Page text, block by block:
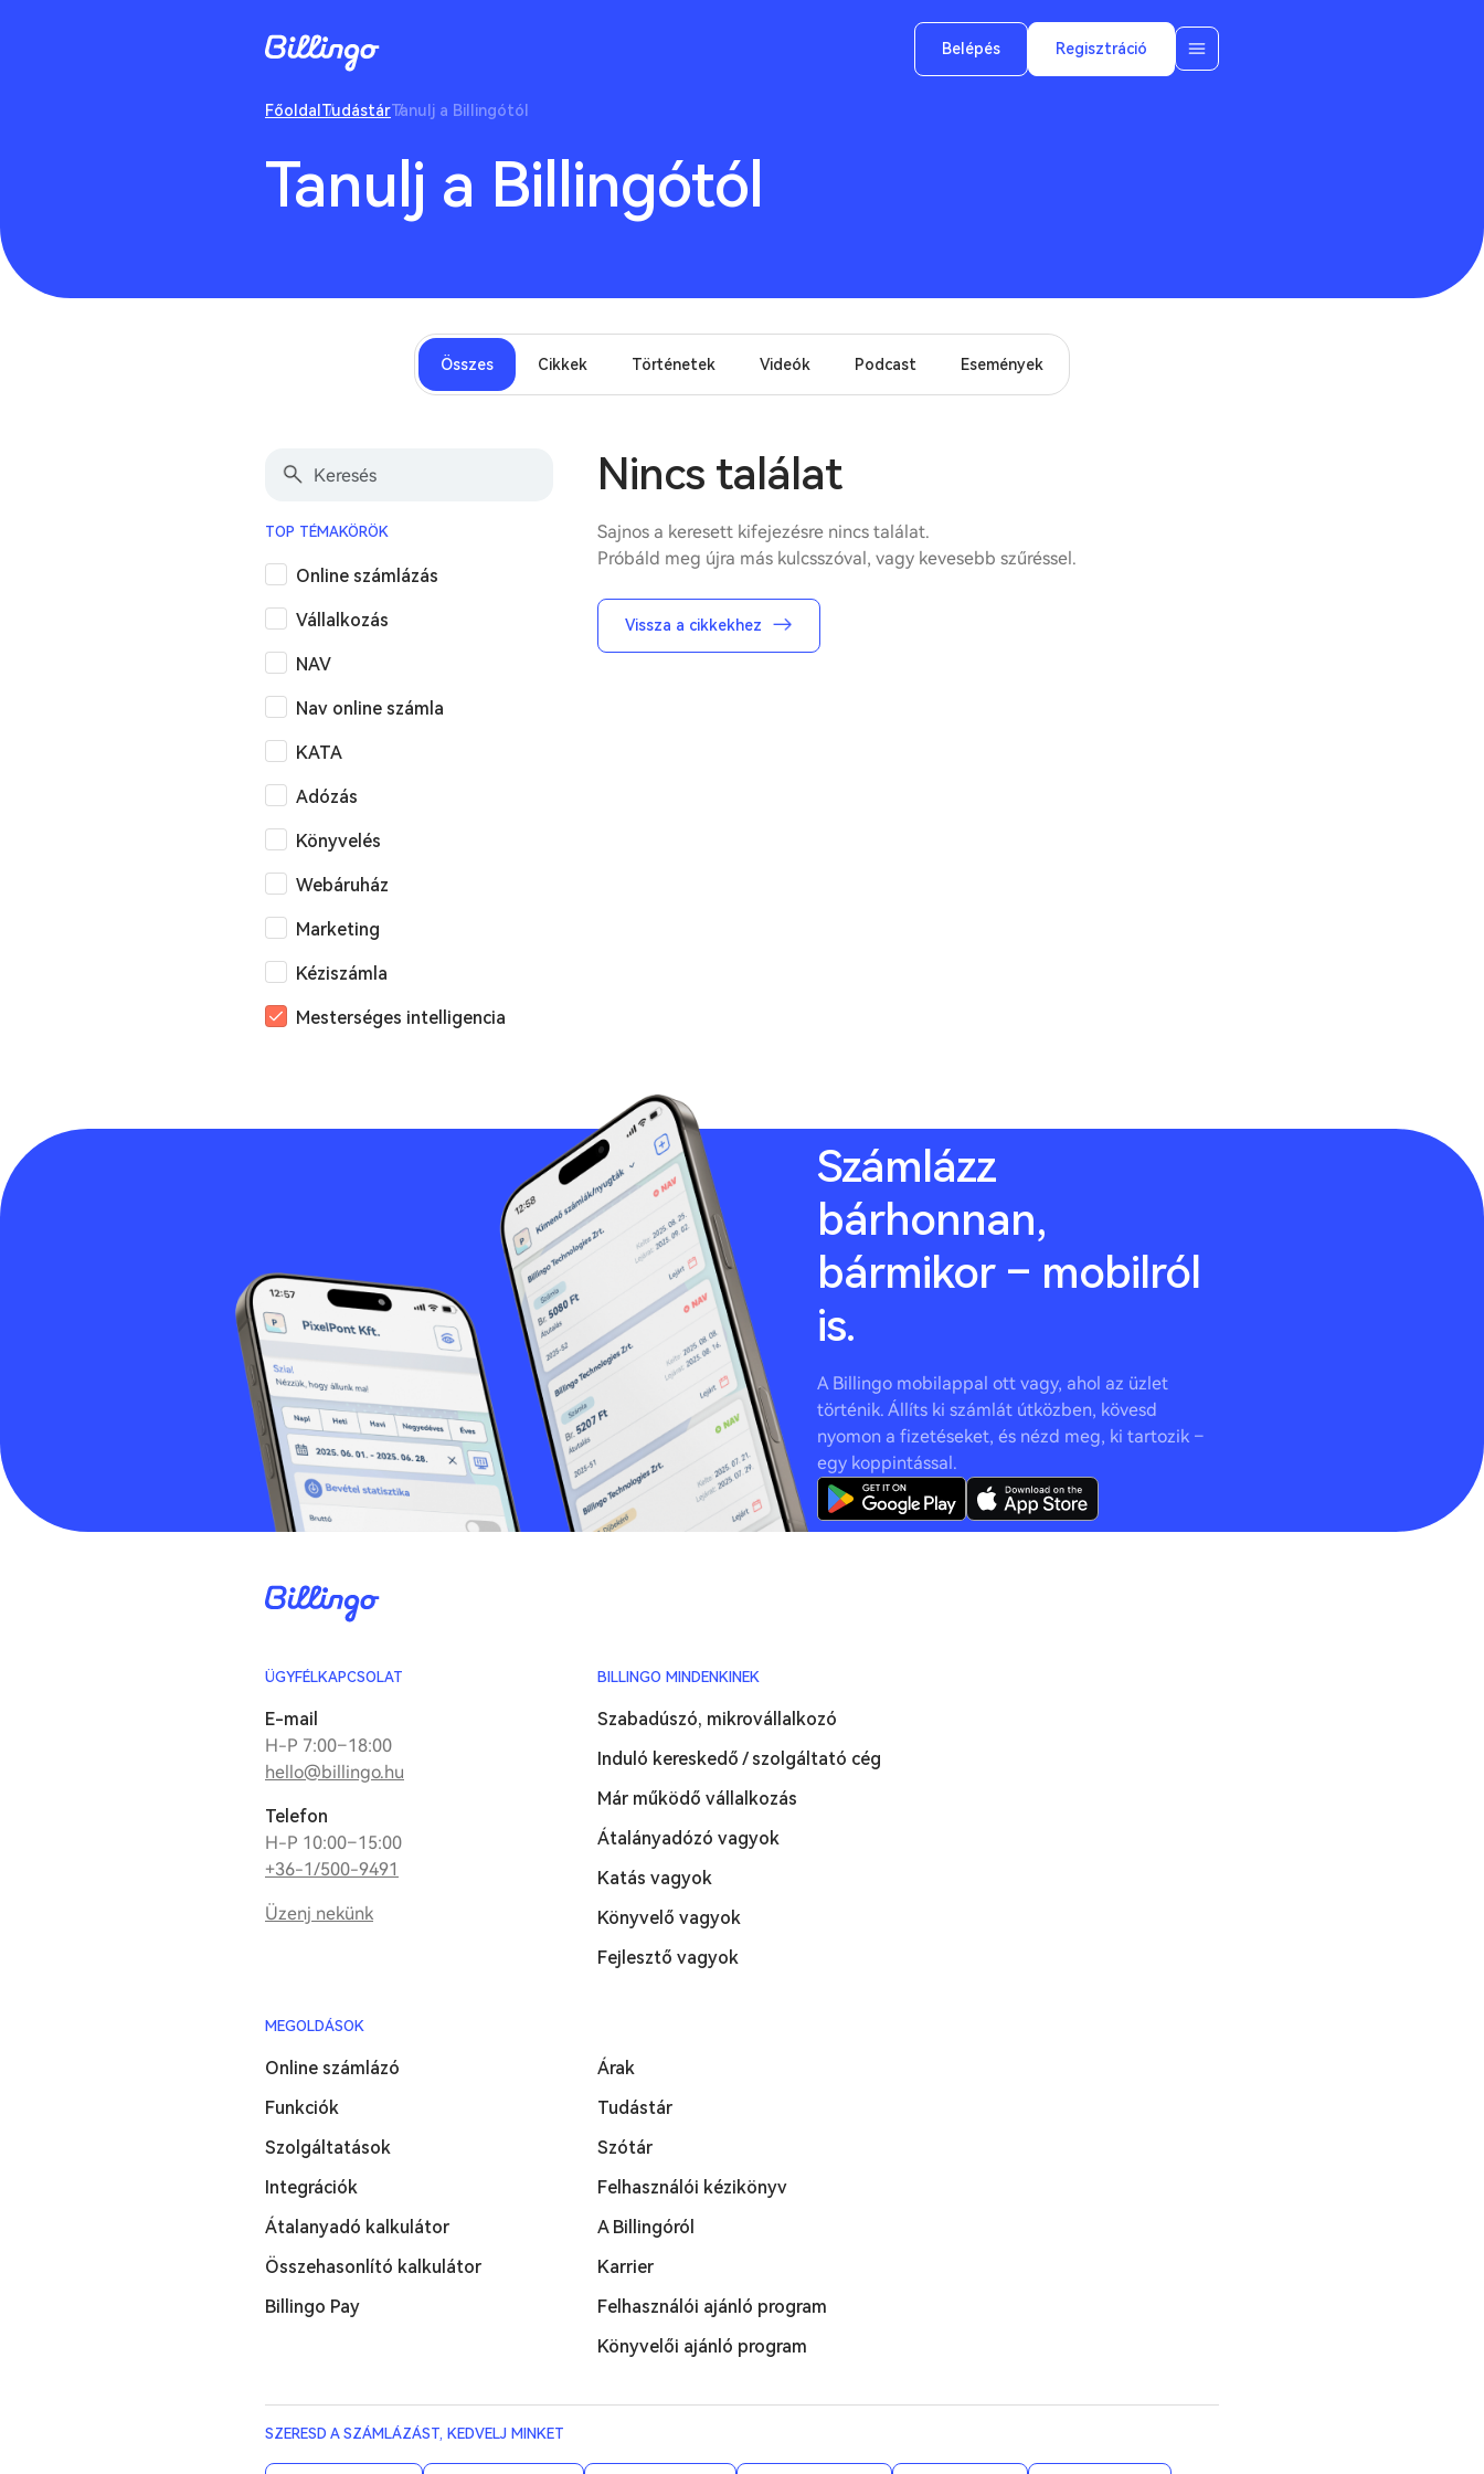
Belépés Regisztráció
Főoldal TudástárTanulj a Billingótól
Tanulj a Billingótól
Összes Cikkek Történetek Videók Podcast Események
TOP TÉMAKÖRÖK
Online számlázás
Vállalkozás
NAV
Nav online számla
KATA
Adózás
Könyvelés
Webáruház
Marketing
Kéziszámla
Mesterséges intelligencia
Nincs találat
Sajnos a keresett kifejezésre nincs találat.
Próbáld meg újra más kulcsszóval, vagy kevesebb szűréssel.
Vissza a cikkekhez
Számlázz
bárhonnan,
bármikor – mobilról
is.
A Billingo mobilappal ott vagy, ahol az üzlet
történik. Állíts ki számlát útközben, kövesd
nyomon a fizetéseket, és nézd meg, ki tartozik –
egy koppintással.
ÜGYFÉLKAPCSOLAT
E-mail
H-P 7:00–18:00
hello@billingo.hu
Telefon
H-P 10:00–15:00
+36-1/500-9491
Üzenj nekünk
BILLINGO MINDENKINEK
Szabadúszó, mikrovállalkozó
Induló kereskedő / szolgáltató cég
Már működő vállalkozás
Átalányadózó vagyok
Katás vagyok
Könyvelő vagyok
Fejlesztő vagyok
MEGOLDÁSOK
Online számlázó
Funkciók
Szolgáltatások
Integrációk
Átalanyadó kalkulátor
Összehasonlító kalkulátor
Billingo Pay
Árak
Tudástár
Szótár
Felhasználói kézikönyv
A Billingóról
Karrier
Felhasználói ajánló program
Könyvelői ajánló program
SZERESD A SZÁMLÁZÁST, KEDVELJ MINKET